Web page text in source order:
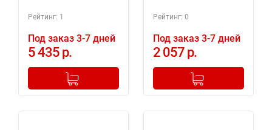
Рейтинг: 1
Под заказ 3-7 дней
5 435 р.
+
Добавлено в корзину
Рейтинг: 0
Под заказ 3-7 дней
2 057 р.
+
Добавлено в корзину